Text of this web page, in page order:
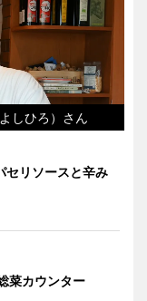
しひろ）さん
セリソースと辛み
菜カウンター